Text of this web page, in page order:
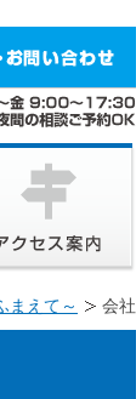
まえて～ 会社